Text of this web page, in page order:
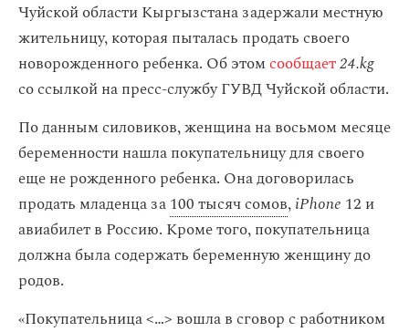
Чуйской области Кыргызстана задержали местную
жительницу, которая пыталась продать своего
новорожденного ребенка. Об этомсообщает24.kg
со ссылкой на пресс-службу ГУВД Чуйской области.
По данным силовиков, женщина на восьмом месяце
беременности нашла покупательницу для своего
еще не рожденного ребенка. Она договорилась
продать младенца за100 тысяч сомов,iPhone 12 и
авиабилет в Россию. Кроме того, покупательница
должна была содержать беременную женщину до
родов.
«Покупательница < … > вошла в сговор с работником